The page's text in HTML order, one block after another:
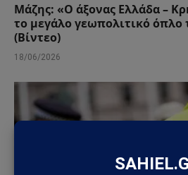
Μάζης: «Ο άξονας Ελλάδα –
το μεγάλο γεωπολιτικό όπλο
(Βίντεο)
18/06/2026